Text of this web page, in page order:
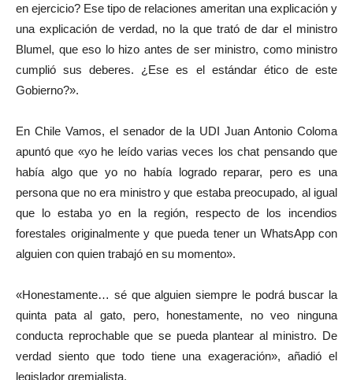
en ejercicio? Ese tipo de relaciones ameritan una explicación y
una explicación de verdad, no la que trató de dar el ministro
Blumel, que eso lo hizo antes de ser ministro, como ministro
cumplió sus deberes. ¿Ese es el estándar ético de este
Gobierno?».
En Chile Vamos, el senador de la UDI Juan Antonio Coloma
apuntó que «yo he leído varias veces los chat pensando que
había algo que yo no había logrado reparar, pero es una
persona que no era ministro y que estaba preocupado, al igual
que lo estaba yo en la región, respecto de los incendios
forestales originalmente y que pueda tener un WhatsApp con
alguien con quien trabajó en su momento».
«Honestamente… sé que alguien siempre le podrá buscar la
quinta pata al gato, pero, honestamente, no veo ninguna
conducta reprochable que se pueda plantear al ministro. De
verdad siento que todo tiene una exageración», añadió el
legislador gremialista.